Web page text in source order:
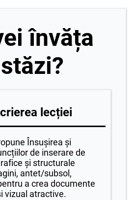
învăța
lecției
Însușirea și
de inserare de
și structurale
antet/subsol,
a crea documente
vizual atractive.